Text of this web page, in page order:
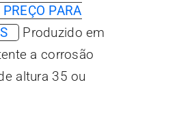
PARA
Produzido em
a corrosão
altura 35 ou